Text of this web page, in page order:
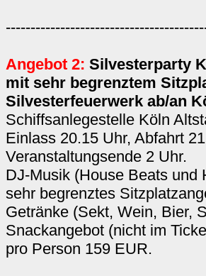
Angebot 2: Silvesterparty
mit sehr begrenztem
Silvesterfeuerwerk ab/an
Schiffsanlegestelle Köln
Einlass 20.15 Uhr, Abfahrt
Veranstaltungsende 2 Uhr.
DJ-Musik (House Beats und
sehr begrenztes
Getränke (Sekt, Wein, Bier,
Snackangebot (nicht im
pro Person 159 EUR.